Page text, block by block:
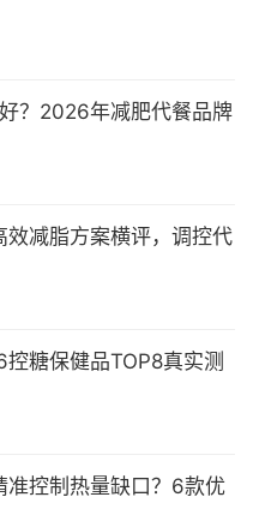
？2026年减肥代餐品牌
减脂方案横评，调控代
糖保健品TOP8真实测
控制热量缺口？6款优